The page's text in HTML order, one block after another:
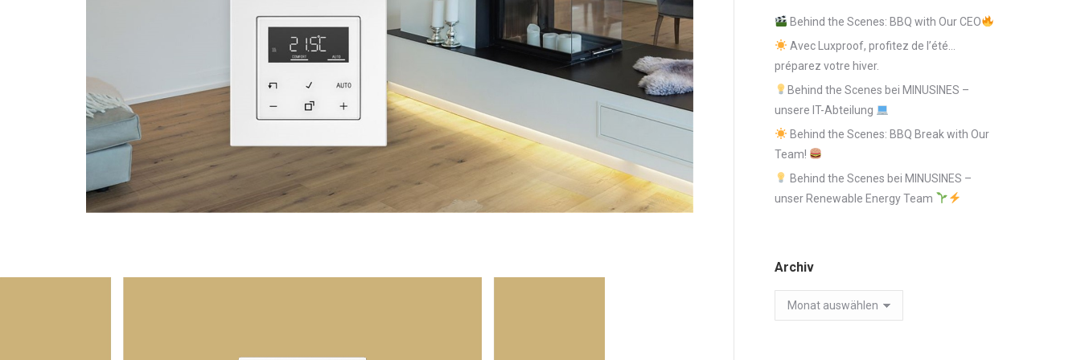
Behind the Scenes: BBQ with Our CEO
Avec Luxproof, profitez de l’été…
préparez votre hiver.
Behind the Scenes bei MINUSINES –
unsere IT-Abteilung
Behind the Scenes: BBQ Break with Our
Team!
Behind the Scenes bei MINUSINES –
unser Renewable Energy Team
Archiv
Archiv